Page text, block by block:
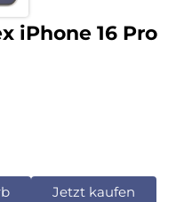
iPhone 16 Pro
Jetzt kaufen